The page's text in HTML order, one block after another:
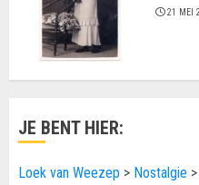
21 MEI
JE BENT HIER:
Loek van Weezep > Nostalgie >